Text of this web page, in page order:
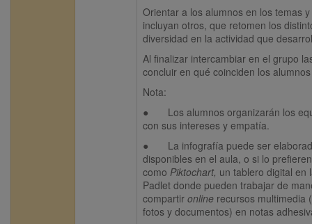
Orientar a los alumnos en los temas
incluyan otros, que retomen los
diversidad en la actividad que
Al finalizar intercambiar en el grupo
concluir en qué coinciden los
Nota:
●       Los alumnos organizarán los
con sus intereses y empatía.
●       La infografía puede ser
disponibles en el aula, o si lo
como Piktochart, un tablero digital en
Padlet donde pueden trabajar de
compartir online recursos multimedia
fotos y documentos) en notas